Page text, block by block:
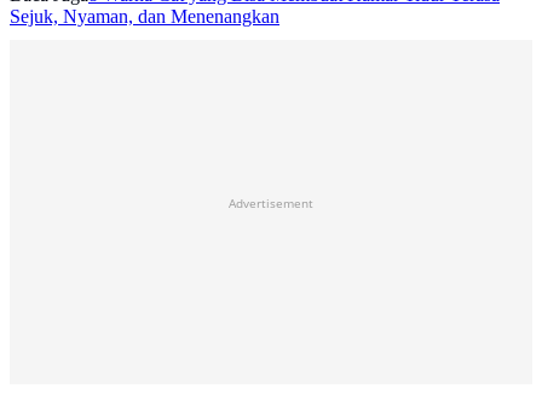
Sejuk, Nyaman, dan Menenangkan
Advertisement